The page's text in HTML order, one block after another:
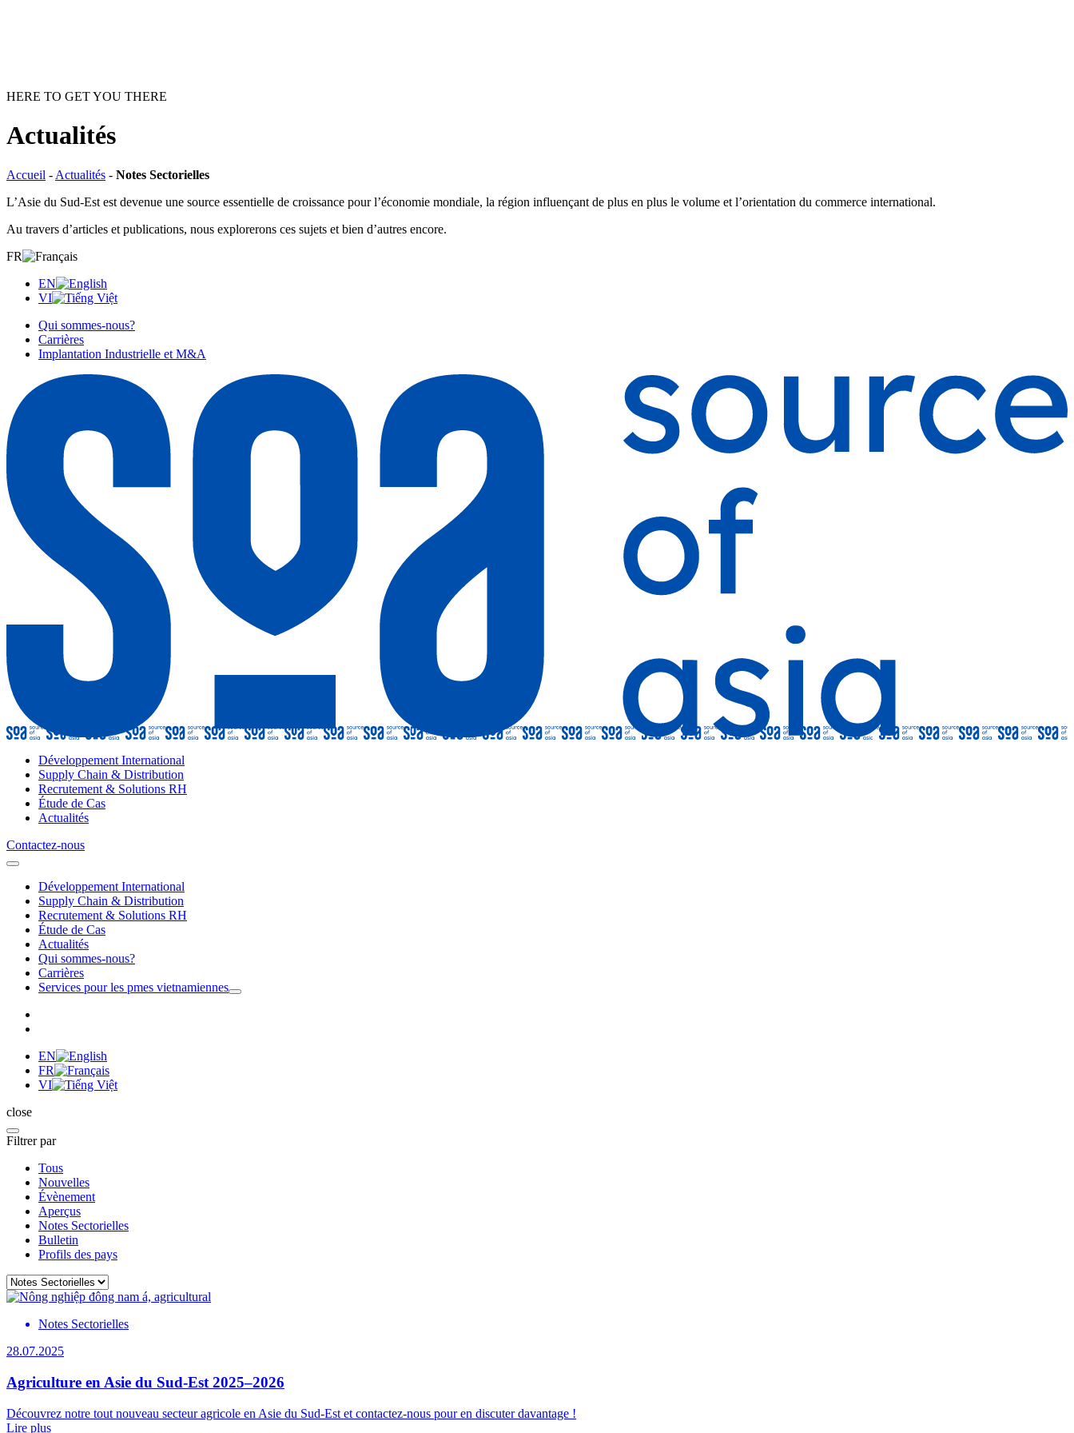
HERE TO GET YOU THERE
Actualités
Accueil - Actualités - Notes Sectorielles
L’Asie du Sud-Est est devenue une source essentielle de croissance pour l’économie mondiale, la région influençant de plus en plus le volume et l’orientation du commerce international.
Au travers d’articles et publications, nous explorerons ces sujets et bien d’autres encore.
FR
EN
VI
Qui sommes-nous?
Carrières
Implantation Industrielle et M&A
Développement International
Supply Chain & Distribution
Recrutement & Solutions RH
Étude de Cas
Actualités
Contactez-nous
Développement International
Supply Chain & Distribution
Recrutement & Solutions RH
Étude de Cas
Actualités
Qui sommes-nous?
Carrières
Services pour les pmes vietnamiennes
EN
FR
VI
close
Filtrer par
Tous
Nouvelles
Évènement
Aperçus
Notes Sectorielles
Bulletin
Profils des pays
Notes Sectorielles
28.07.2025
Agriculture en Asie du Sud-Est 2025–2026
Découvrez notre tout nouveau secteur agricole en Asie du Sud-Est et contactez-nous pour en discuter davantage !
Lire plus